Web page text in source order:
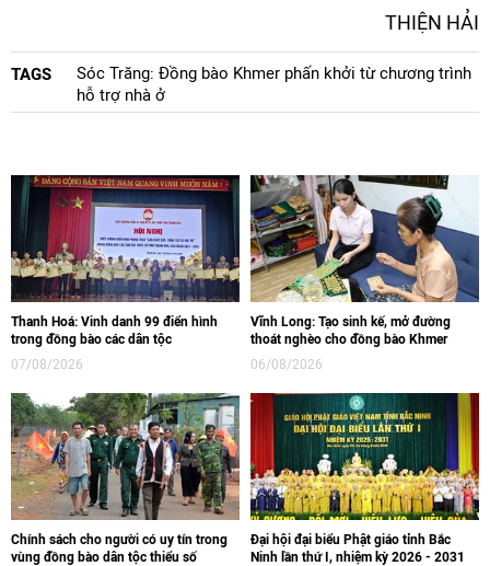
THIỆN HẢI
TAGS
Sóc Trăng: Đồng bào Khmer phấn khởi từ chương trình
hỗ trợ nhà ở
Thanh Hoá: Vinh danh 99 điển hình
trong đồng bào các dân tộc
07/08/2026
Vĩnh Long: Tạo sinh kế, mở đường
thoát nghèo cho đồng bào Khmer
06/08/2026
Chính sách cho người có uy tín trong
vùng đồng bào dân tộc thiểu số
Đại hội đại biểu Phật giáo tỉnh Bắc
Ninh lần thứ I, nhiệm kỳ 2026 - 2031